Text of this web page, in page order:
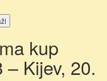
kup
Kijev, 20.